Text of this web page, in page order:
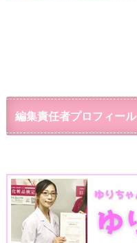
編集責任者プロフィール